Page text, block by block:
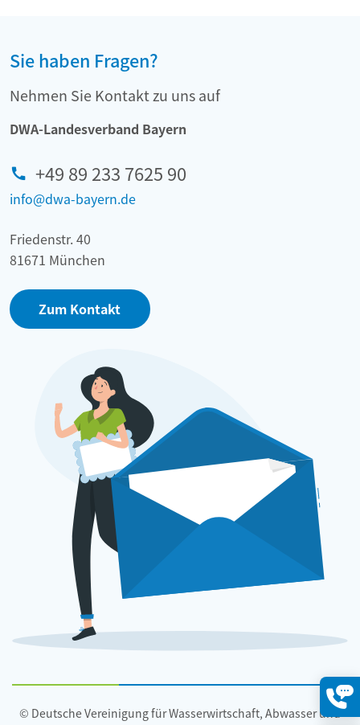
Sie haben Fragen?
Nehmen Sie Kontakt zu uns auf
DWA-Landesverband Bayern
+49 89 233 7625 90
info@dwa-bayern.de
Friedenstr. 40
81671 München
Zum Kontakt
© Deutsche Vereinigung für Wasserwirtschaft, Abwasser und